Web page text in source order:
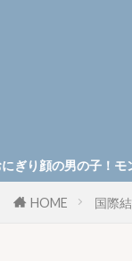
！モンタが生まれ
HOME 国際